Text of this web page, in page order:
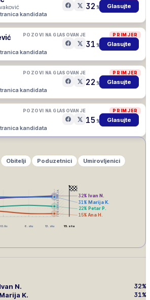
kandidata
32 % Glasujte
PRIMJER
POZOVI NA GLASOVANJE
kandidata
31 % Glasujte
PRIMJER
POZOVI NA GLASOVANJE
kandidata
22 % Glasujte
PRIMJER
POZOVI NA GLASOVANJE
kandidata
15 % Glasujte
Obitelji Poduzetnici Umirovljenici
IZBORNA ŠUTNJA 32% Ivan N.
31% Marija K.
22% Petar P.
15% Ana H.
lis 6. stu 13. stu 15. stu
Ivan N. 32%
Marija K. 31%